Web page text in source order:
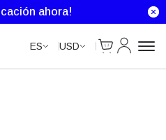
ahora!
ES USD
Cart
Mi Cuenta